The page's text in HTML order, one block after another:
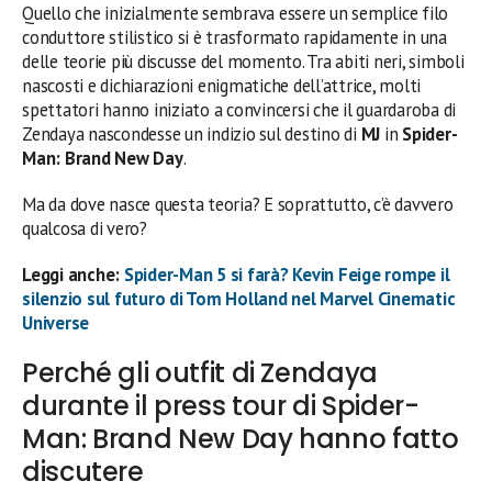
Quello che inizialmente sembrava essere un semplice filo
conduttore stilistico si è trasformato rapidamente in una
delle teorie più discusse del momento. Tra abiti neri, simboli
nascosti e dichiarazioni enigmatiche dell’attrice, molti
spettatori hanno iniziato a convincersi che il guardaroba di
Zendaya nascondesse un indizio sul destino di MJ in Spider-
Man: Brand New Day.
Ma da dove nasce questa teoria? E soprattutto, c’è davvero
qualcosa di vero?
Leggi anche: Spider-Man 5 si farà? Kevin Feige rompe il
silenzio sul futuro di Tom Holland nel Marvel Cinematic
Universe
Perché gli outfit di Zendaya
durante il press tour di Spider-
Man: Brand New Day hanno fatto
discutere